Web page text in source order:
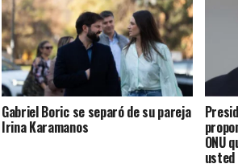
Gabriel Boric se separó de su pareja
Irina Karamanos
ONU